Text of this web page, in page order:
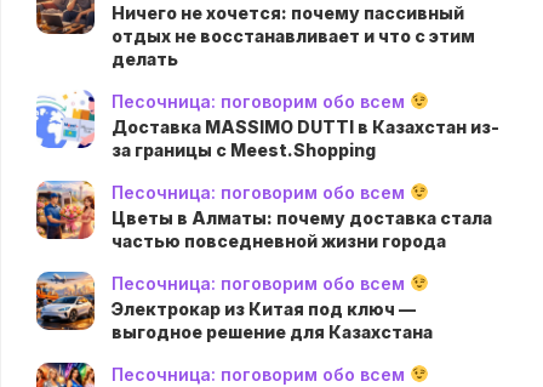
Ничего не хочется: почему пассивный
отдых не восстанавливает и что с этим
делать
Песочница: поговорим обо всем
Доставка MASSIMO DUTTI в Казахстан из-
за границы с Meest.Shopping
Песочница: поговорим обо всем
Цветы в Алматы: почему доставка стала
частью повседневной жизни города
Песочница: поговорим обо всем
Электрокар из Китая под ключ —
выгодное решение для Казахстана
Песочница: поговорим обо всем